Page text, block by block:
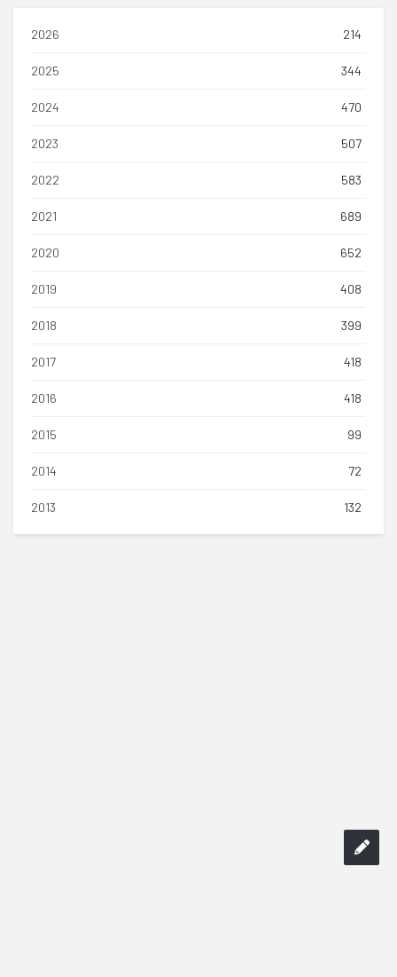
2026 214
2025 344
2024 470
2023 507
2022 583
2021 689
2020 652
2019 408
2018 399
2017 418
2016 418
2015 99
2014 72
2013 132